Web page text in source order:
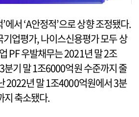
에서 ‘A안정적’으로 상향 조정됐다.
업평가, 나이스신용평가 모두 상
PF 우발채무는 2021년 말 2조
기 말 1조6000억원 수준까지 줄
2022년 말 1조4000억원에서 3분
지 축소됐다.